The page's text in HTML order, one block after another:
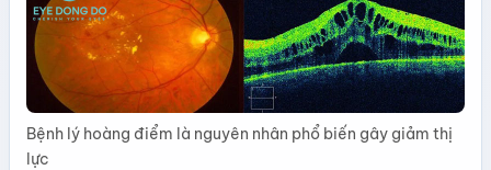
Bệnh lý hoàng điểm là nguyên nhân phổ biến gây giảm thị
lực